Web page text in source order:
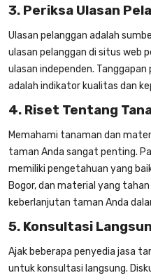
3. Periksa Ulasan
Ulasan pelanggan adalah
ulasan pelanggan di situs web
ulasan independen.
adalah indikator kualitas dan
4. Riset Tentang
Memahami tanaman dan
taman Anda sangat penting.
memiliki pengetahuan yang
Bogor, dan material yang
keberlanjutan taman Anda
5. Konsultasi
Ajak beberapa penyedia jasa
untuk konsultasi langsung.